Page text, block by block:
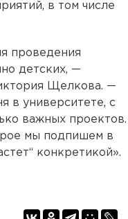
в том числе
проведения
детских, —
Щелкова. —
в университете, с
важных проектов.
мы подпишем в
конкретикой».